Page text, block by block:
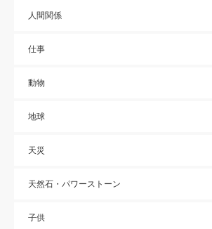
人間関係
仕事
動物
地球
天災
天然石・パワーストーン
子供